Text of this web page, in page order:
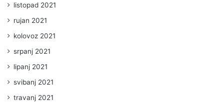
listopad 2021
rujan 2021
kolovoz 2021
srpanj 2021
lipanj 2021
svibanj 2021
travanj 2021